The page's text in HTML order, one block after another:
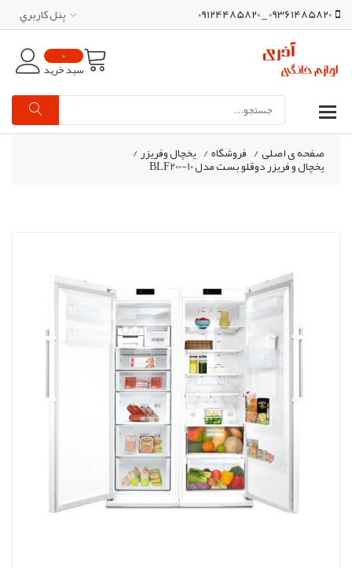
09361485820 _ 09124485820 پنل کاربري
0
سبد خرید
صفحه ی اصلی/ فروشگاه/ یخچال وفریزر/
یخچال و فریزر دوقلو بست مدل BLF200-10